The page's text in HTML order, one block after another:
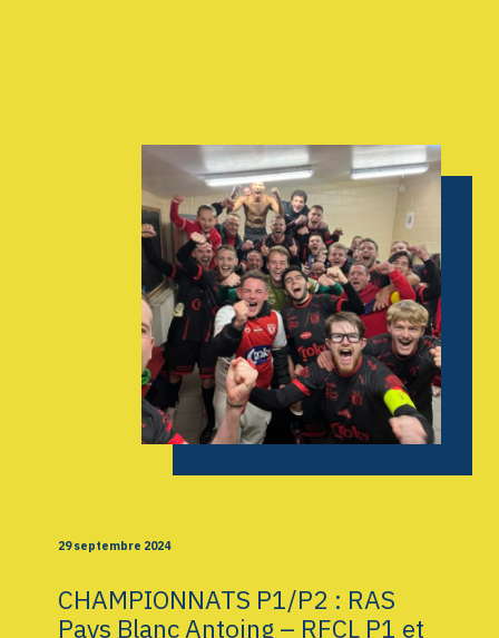
INFOS
CONTACT
29 septembre 2024
CHAMPIONNATS P1/P2 : RAS
Pays Blanc Antoing – RFCL P1 et